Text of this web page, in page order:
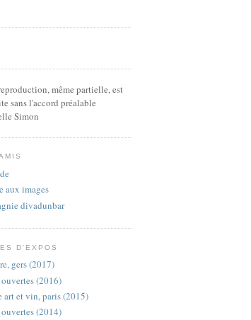
même partielle, est
sans l'accord préalable
Simon
aux images
divadunbar
D'EXPOS
gers (2017)
(2016)
art et vin, paris (2015)
(2014)